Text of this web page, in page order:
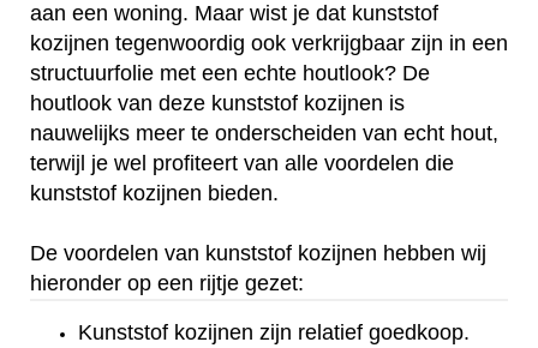
aan een woning. Maar wist je dat kunststof
kozijnen tegenwoordig ook verkrijgbaar zijn in een
structuurfolie met een echte houtlook? De
houtlook van deze kunststof kozijnen is
nauwelijks meer te onderscheiden van echt hout,
terwijl je wel profiteert van alle voordelen die
kunststof kozijnen bieden.
De voordelen van kunststof kozijnen hebben wij
hieronder op een rijtje gezet:
Kunststof kozijnen zijn relatief goedkoop.